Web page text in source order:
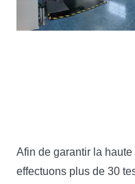
Afin de garantir la
effectuons plus de 30